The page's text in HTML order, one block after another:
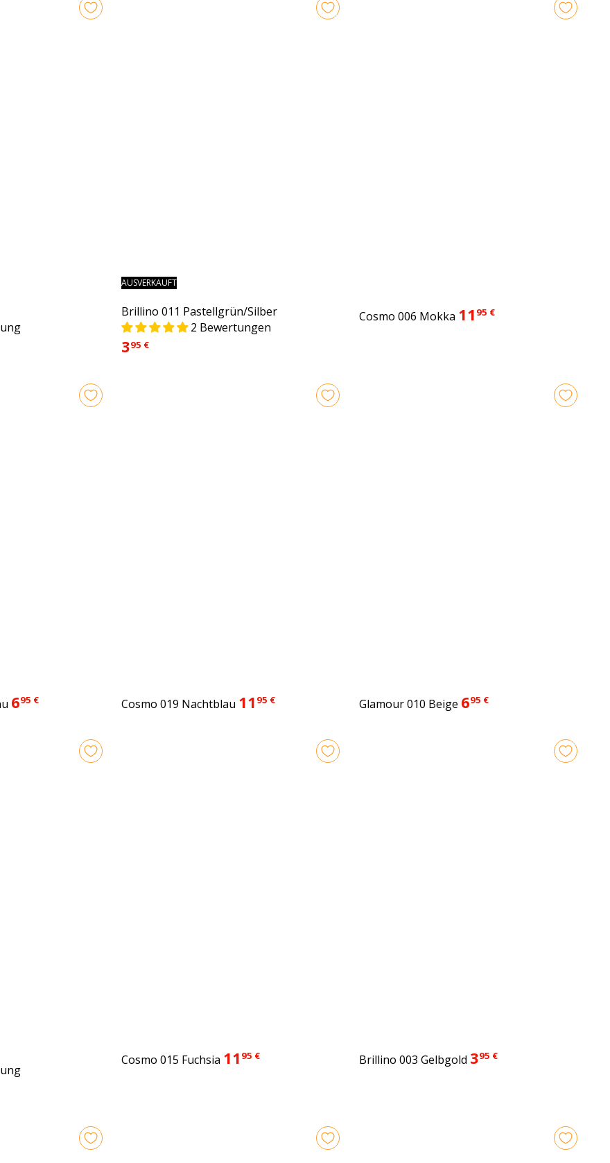
AUSVERKAUFT
Brillino 011 Pastellgrün/Silber
2 Bewertungen
395 €
Cosmo 006 Mokka 11 95 €
695 € Cosmo 019 Nachtblau 11 95 € Glamour 010 Beige 695 €
Cosmo 015 Fuchsia 11 95 € Brillino 003 Gelbgold 395 €